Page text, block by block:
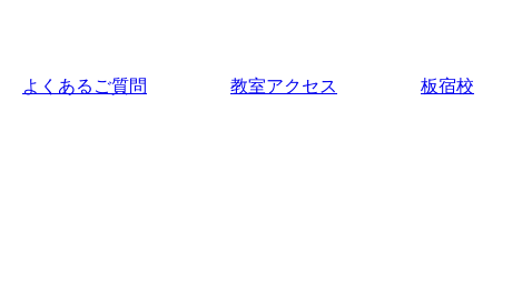
よくあるご質問 教室アクセス 板宿校